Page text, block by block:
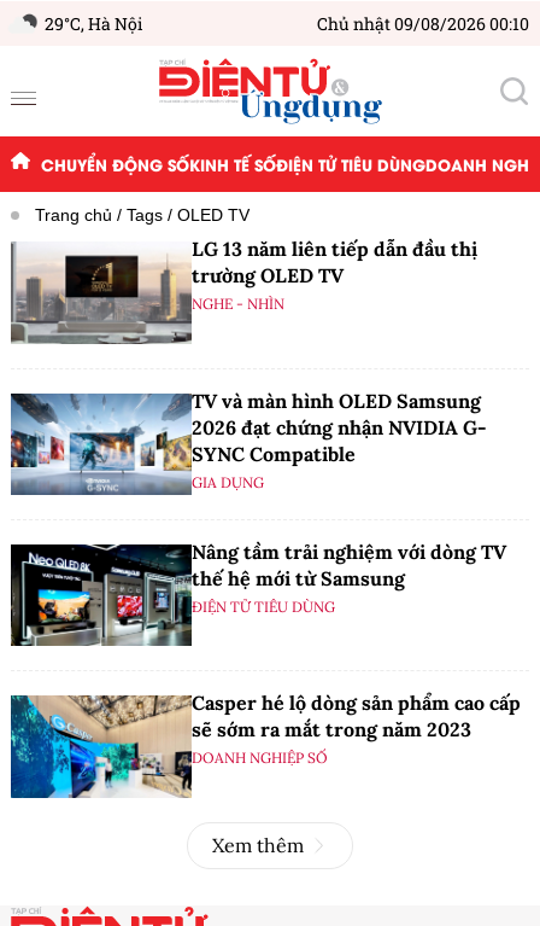
29°C,Hà Nội Chủ nhật 09/08/2026 00:10
CHUYỂN ĐỘNG SỐKINH TẾ SỐĐIỆN TỬ TIÊU DÙNGDOANH
Trang chủ Tags OLED TV
LG 13 năm liên tiếp dẫn đầu thị
trường OLED TV
NGHE - NHÌN
TV và màn hình OLED Samsung
2026 đạt chứng nhận NVIDIA G-
SYNC Compatible
GIA DỤNG
Nâng tầm trải nghiệm với dòng TV
thế hệ mới từ Samsung
ĐIỆN TỬ TIÊU DÙNG
Casper hé lộ dòng sản phẩm cao cấp
sẽ sớm ra mắt trong năm 2023
DOANH NGHIỆP SỐ
Xem thêm